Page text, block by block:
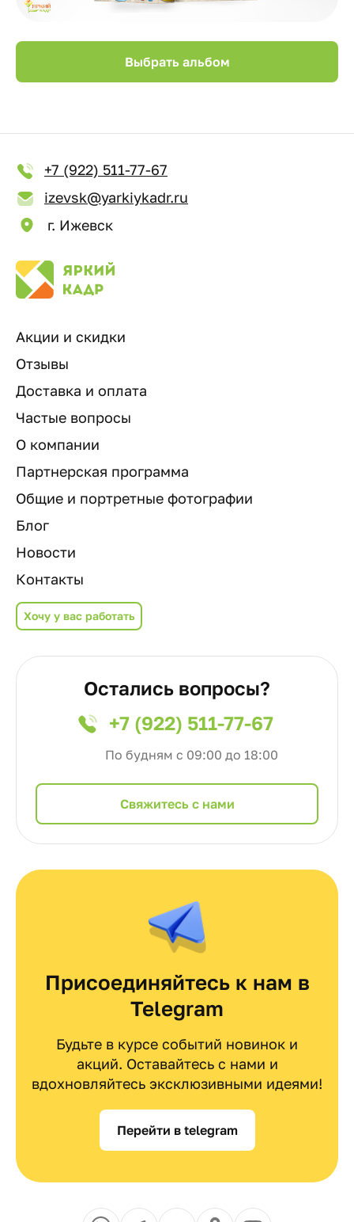
Выбрать альбом
+7 (922) 511-77-67
izevsk@yarkiykadr.ru
г. Ижевск
Акции и скидки
Отзывы
Доставка и оплата
Частые вопросы
О компании
Партнерская программа
Общие и портретные фотографии
Блог
Новости
Контакты
Хочу у вас работать
Остались вопросы?
+7 (922) 511-77-67
По будням с 09:00 до 18:00
Cвяжитесь с нами
Присоединяйтесь к нам в
Telegram
Будьте в курсе событий новинок и
акций. Оставайтесь с нами и
вдохновляйтесь эксклюзивными идеями!
Перейти в telegram